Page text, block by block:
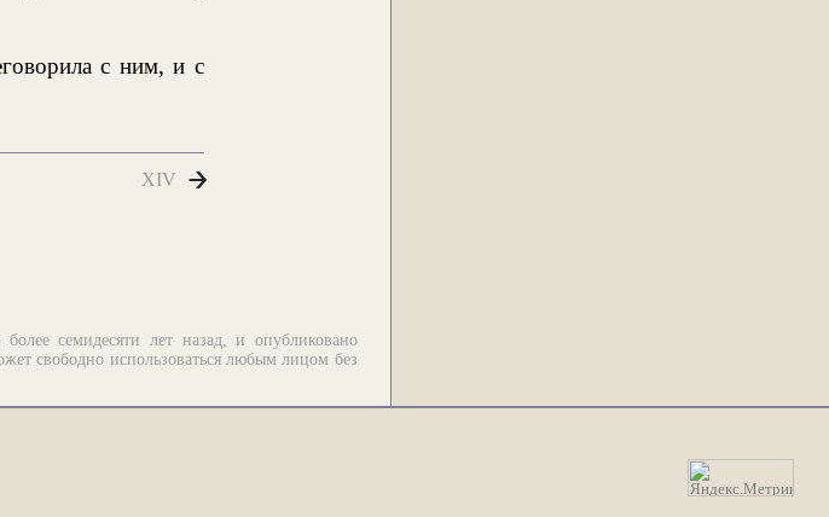
с ним, и с
XIV
семидесяти лет назад, и опубликовано
свободно использоваться любым лицом без